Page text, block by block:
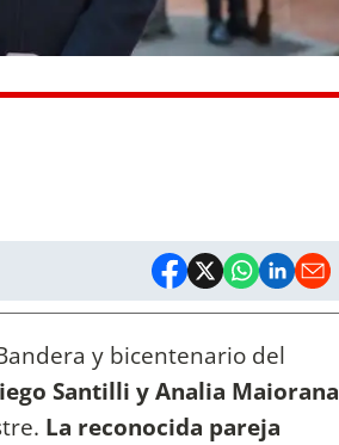
y bicentenario del
Santilli y Analia Maiorana
La reconocida pareja